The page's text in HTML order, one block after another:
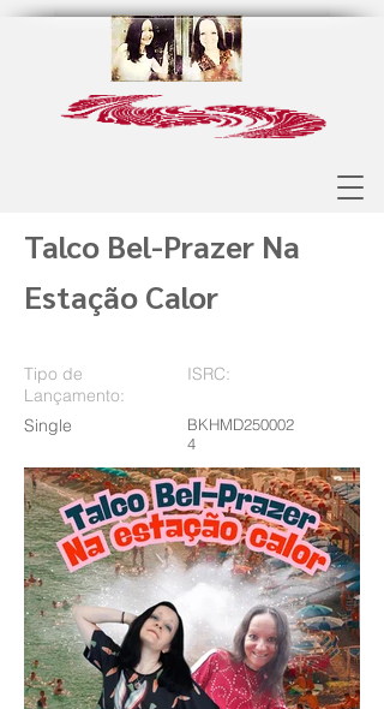
Talco Bel-Prazer Na
Estação Calor
Tipo de
Lançamento:
Single
ISRC:
BKHMD250002
4